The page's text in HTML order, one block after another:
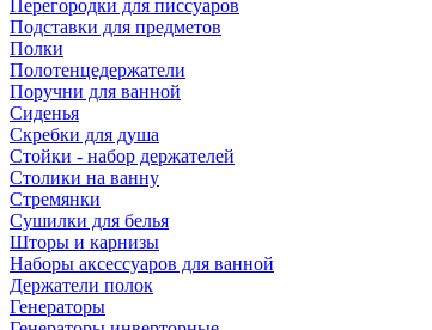
Перегородки для писсуаров
Подставки для предметов
Полки
Полотенцедержатели
Поручни для ванной
Сиденья
Скребки для душа
Стойки - набор держателей
Столики на ванну
Стремянки
Сушилки для белья
Шторы и карнизы
Наборы аксессуаров для ванной
Держатели полок
Генераторы